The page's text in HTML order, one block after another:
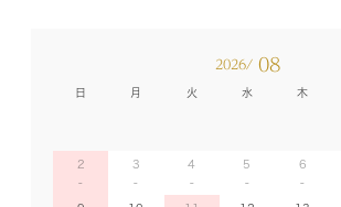
2026/ 08
日 月 火 水 木
2 3 4 5 6